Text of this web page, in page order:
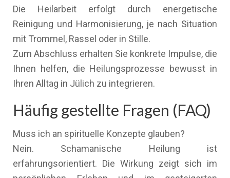
Die Heilarbeit erfolgt durch energetische
Reinigung und Harmonisierung, je nach Situation
mit Trommel, Rassel oder in Stille.
Zum Abschluss erhalten Sie konkrete Impulse, die
Ihnen helfen, die Heilungsprozesse bewusst in
Ihren Alltag in Jülich zu integrieren.
Häufig gestellte Fragen (FAQ)
Muss ich an spirituelle Konzepte glauben?
Nein. Schamanische Heilung ist
erfahrungsorientiert. Die Wirkung zeigt sich im